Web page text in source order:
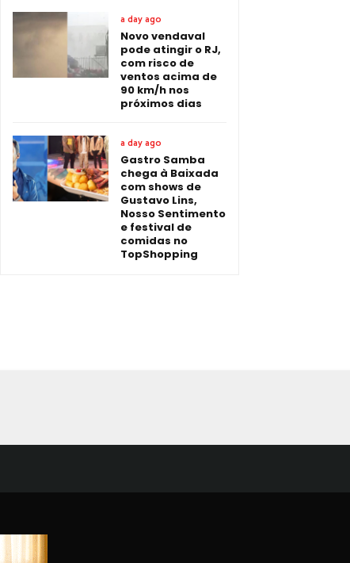
a day ago
Novo vendaval
pode atingir o RJ,
com risco de
ventos acima de
90 km/h nos
próximos dias
a day ago
Gastro Samba
chega à Baixada
com shows de
Gustavo Lins,
Nosso Sentimento
e festival de
comidas no
TopShopping